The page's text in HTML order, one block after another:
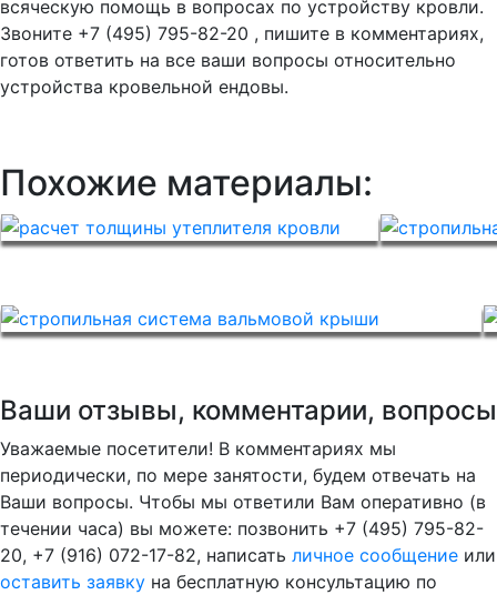
всяческую помощь в вопросах по устройству кровли.
Звоните +7 (495) 795-82-20 , пишите в комментариях,
готов ответить на все ваши вопросы относительно
устройства кровельной ендовы.
Похожие материалы:
Ваши отзывы, комментарии, вопросы
Уважаемые посетители! В комментариях мы
периодически, по мере занятости, будем отвечать на
Ваши вопросы. Чтобы мы ответили Вам оперативно (в
течении часа) вы можете: позвонить +7 (495) 795-82-
20, +7 (916) 072-17-82, написать личное сообщение или
оставить заявку на бесплатную консультацию по